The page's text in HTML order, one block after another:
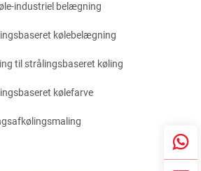
industriel belægning
kølebelægning
til strålingsbaseret køling
kølefarve